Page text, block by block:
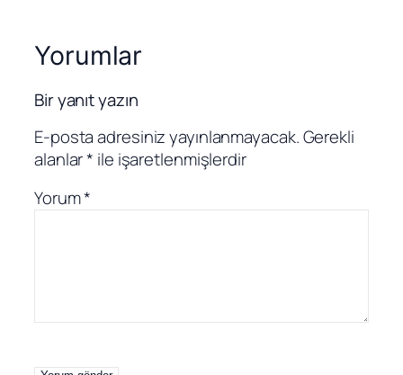
Yorumlar
Bir yanıt yazın
E-posta adresiniz yayınlanmayacak.Gerekli
alanlar* ile işaretlenmişlerdir
Yorum*